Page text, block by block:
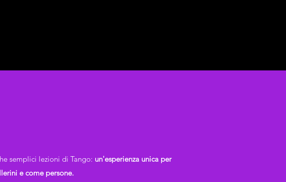
semplici lezioni di Tango: un'esperienza unica per
e come persone.